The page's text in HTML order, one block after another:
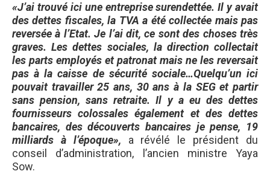
«J’ai trouvé ici une entreprise surendettée. Il y avait
des dettes fiscales, la TVA a été collectée mais pas
reversée à l’Etat. Je l’ai dit, ce sont des choses très
graves. Les dettes sociales, la direction collectait
les parts employés et patronat mais ne les reversait
pas à la caisse de sécurité sociale…Quelqu’un ici
pouvait travailler 25 ans, 30 ans à la SEG et partir
sans pension, sans retraite. Il y a eu des dettes
fournisseurs colossales également et des dettes
bancaires, des découverts bancaires je pense, 19
milliards à l’époque», a révélé le président du
conseil d’administration, l’ancien ministre Yaya
Sow.